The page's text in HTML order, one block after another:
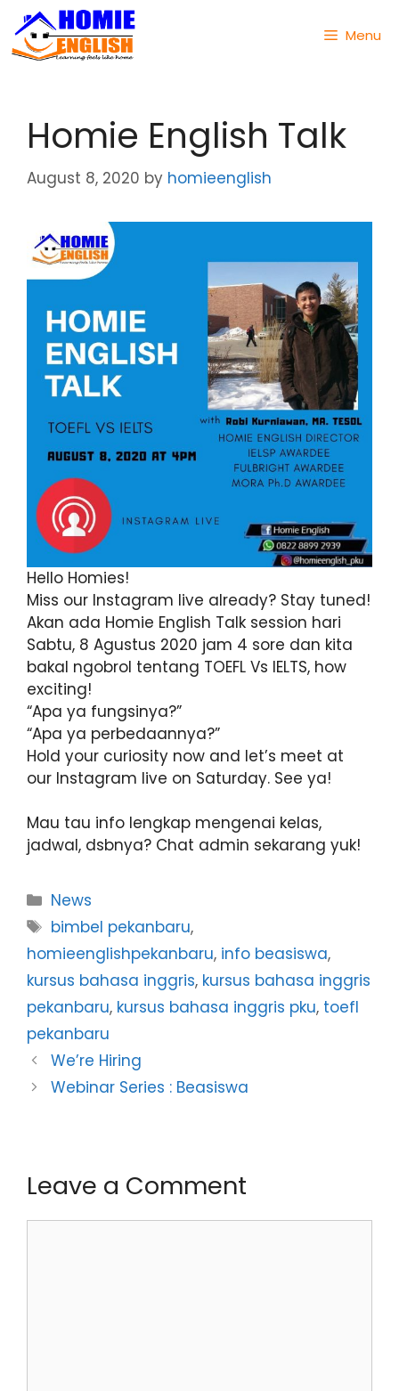
Menu
Homie English Talk
August 8, 2020 by homieenglish
Hello Homies!
Miss our Instagram live already? Stay tuned!
Akan ada Homie English Talk session hari
Sabtu, 8 Agustus 2020 jam 4 sore dan kita
bakal ngobrol tentang TOEFL Vs IELTS, how
exciting!
“Apa ya fungsinya?”
“Apa ya perbedaannya?”
Hold your curiosity now and let’s meet at
our Instagram live on Saturday. See ya!
Mau tau info lengkap mengenai kelas,
jadwal, dsbnya? Chat admin sekarang yuk!
News
bimbel pekanbaru,
homieenglishpekanbaru, info beasiswa,
kursus bahasa inggris, kursus bahasa inggris
pekanbaru, kursus bahasa inggris pku, toefl
pekanbaru
We’re Hiring
Webinar Series : Beasiswa
Leave a Comment